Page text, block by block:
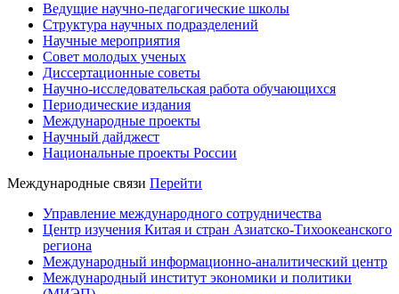
Ведущие научно-педагогические школы
Структура научных подразделений
Научные мероприятия
Совет молодых ученых
Диссертационные советы
Научно-исследовательская работа обучающихся
Периодические издания
Международные проекты
Научный дайджест
Национальные проекты России
Международные связи Перейти
Управление международного сотрудничества
Центр изучения Китая и стран Азиатско-Тихоокеанского
региона
Международный информационно-аналитический центр
Международный институт экономики и политики